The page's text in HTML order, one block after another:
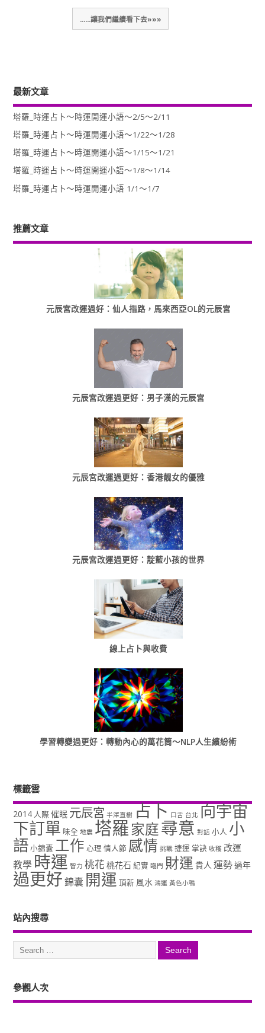
......讓我們繼續看下去»»»
最新文章
塔羅_時運占卜～時運開運小語～2/5～2/11
塔羅_時運占卜～時運開運小語～1/22～1/28
塔羅_時運占卜～時運開運小語～1/15～1/21
塔羅_時運占卜～時運開運小語～1/8～1/14
塔羅_時運占卜～時運開運小語 1/1～1/7
推薦文章
元辰宮改運過好：仙人指路，馬來西亞OL的元辰宮
元辰宮改運過更好：男子漢的元辰宮
元辰宮改運過更好：香港靓女的優雅
元辰宮改運過更好：靛藍小孩的世界
線上占卜與收費
學習轉變過更好：轉動內心的萬花筒～NLP人生繽紛術
標籤雲
2014 人際 催眠 元辰宮 半澤直樹 占卜 口舌 台北 向宇宙
下訂單 味全 地震 塔羅家庭尋意 對話 小人 小
語小錦囊 工作 心理 情人節 感情 挑戰 捷運 掌訣 收穫 改運
教學 時運 智力 桃花 桃花石 紀實 臨門 財運 貴人 運勢過年
過更好錦囊 開運 頂新 風水 鴻運 黃色小鴨
站內搜尋
參觀人次